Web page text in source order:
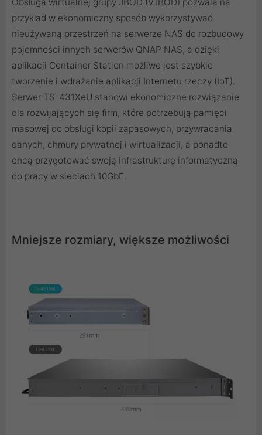
Obsługa wirtualnej grupy JBOD (VJBOD) pozwala na
przykład w ekonomiczny sposób wykorzystywać
nieużywaną przestrzeń na serwerze NAS do rozbudowy
pojemności innych serwerów QNAP NAS, a dzięki
aplikacji Container Station możliwe jest szybkie
tworzenie i wdrażanie aplikacji Internetu rzeczy (IoT).
Serwer TS-431XeU stanowi ekonomiczne rozwiązanie
dla rozwijających się firm, które potrzebują pamięci
masowej do obsługi kopii zapasowych, przywracania
danych, chmury prywatnej i wirtualizacji, a ponadto
chcą przygotować swoją infrastrukturę informatyczną
do pracy w sieciach 10GbE.
Mniejsze rozmiary, większe możliwości